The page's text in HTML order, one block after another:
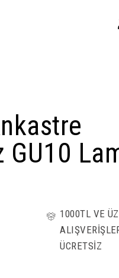
GU10
1000TL VE
ÜCRETSİZ